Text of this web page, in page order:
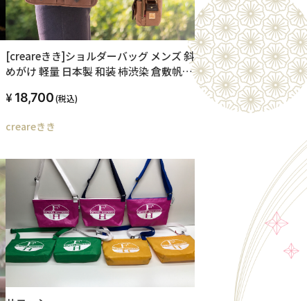
[creareきき]ショルダーバッグ メンズ 斜
めがけ 軽量 日本製 和装 柿渋染 倉敷帆布
ット多い 父さん 誕生日 プレゼント KS-
18,700(税込)
creareきき